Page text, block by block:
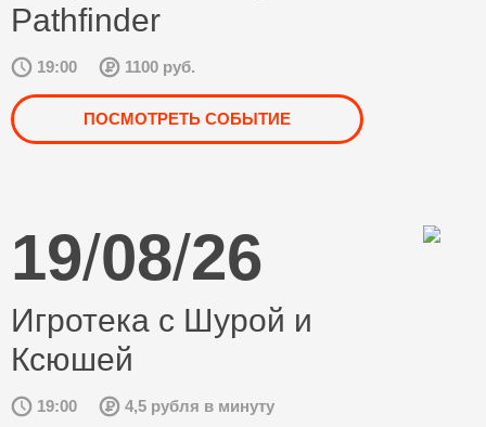
Pathfinder
19:00 1100 руб.
ПОСМОТРЕТЬ СОБЫТИЕ
19/08/26
Игротека с Шурой и
Ксюшей
19:00 4,5 рубля в минуту